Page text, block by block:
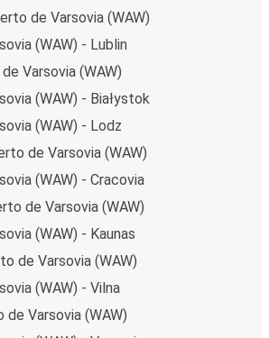
de Varsovia (WAW)
(WAW) - Lublin
Varsovia (WAW)
(WAW) - Białystok
(WAW) - Lodz
de Varsovia (WAW)
(WAW) - Cracovia
de Varsovia (WAW)
(WAW) - Kaunas
de Varsovia (WAW)
(WAW) - Vilna
Varsovia (WAW)